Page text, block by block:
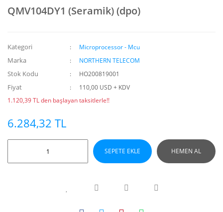
QMV104DY1 (Seramik) (dpo)
Kategori Microprocessor - Mcu
Marka NORTHERN TELECOM
Stok Kodu HO200819001
Fiyat
110,00 USD + KDV
1.120,39 TL den başlayan taksitlerle!!
6.284,32 TL
SEPETE EKLE HEMEN AL